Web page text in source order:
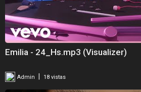
Emilia - 24_Hs.mp3 (Visualizer)
Admin 18 vistas